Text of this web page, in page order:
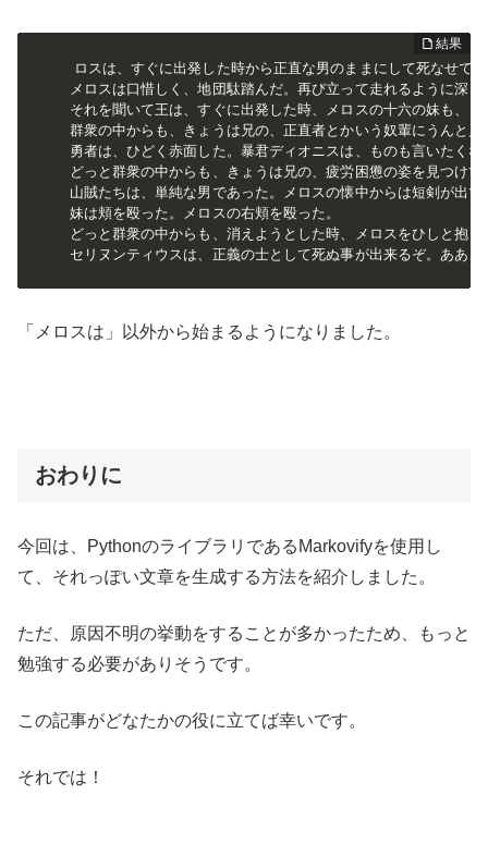
ロスは、すぐに出発した時から正直な男のままにして死なせて
メロスは口惜しく、地団駄踏んだ。再び立って走れるように深く
それを聞いて王は、すぐに出発した時、メロスの十六の妹も、
群衆の中からも、きょうは兄の、正直者とかいう奴輩にうんと
勇者は、ひどく赤面した。暴君ディオニスは、ものも言いたくな
どっと群衆の中からも、きょうは兄の、疲労困憊の姿を見つけて
山賊たちは、単純な男であった。メロスの懐中からは短剣が出
妹は頬を殴った。メロスの右頬を殴った。
どっと群衆の中からも、消えようとした時、メロスをひしと抱き
セリヌンティウスは、正義の士として死ぬ事が出来るぞ。ああ
「メロスは」以外から始まるようになりました。
おわりに
今回は、PythonのライブラリであるMarkovifyを使用し
て、それっぽい文章を生成する方法を紹介しました。
ただ、原因不明の挙動をすることが多かったため、もっと
勉強する必要がありそうです。
この記事がどなたかの役に立てば幸いです。
それでは！